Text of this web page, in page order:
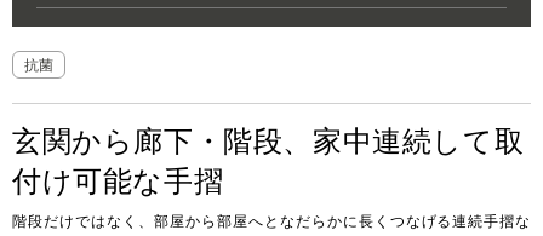
お客様窓口
プロユーザーサイト for Professional
玄関から廊下・階段、家中連続して取
付け可能な手摺
階段だけではなく、部屋から部屋へとなだらかに長くつなげる連続手摺な
抗菌